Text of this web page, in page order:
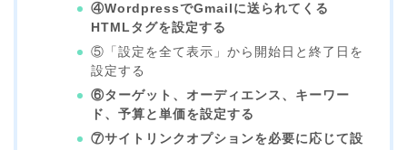
④WordpressでGmailに送られてくる
HTMLタグを設定する
⑤「設定を全て表示」から開始日と終了日を
設定する
⑥ターゲット、オーディエンス、キーワー
ド、予算と単価を設定する
⑦サイトリンクオプションを必要に応じて設